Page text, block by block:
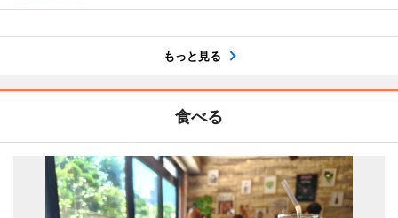
もっと見る
食べる